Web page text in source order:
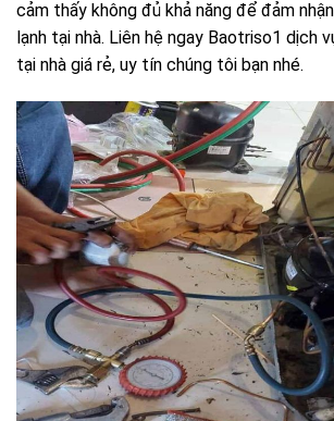
cảm thấy không đủ khả năng để đảm
lạnh tại nhà. Liên hệ ngay Baotriso1 dịch
tại nhà giá rẻ, uy tín chúng tôi bạn nhé.